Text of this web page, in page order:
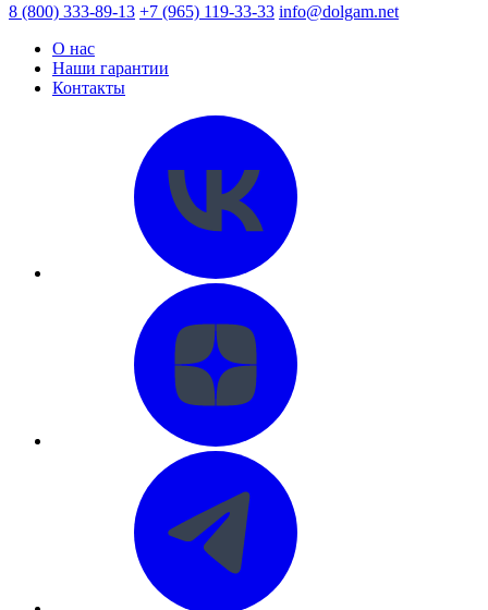
8 (800) 333-89-13 +7 (965) 119-33-33 info@dolgam.net
О нас
Наши гарантии
Контакты